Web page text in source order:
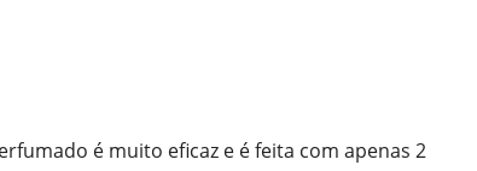
é muito eficaz e é feita com apenas 2